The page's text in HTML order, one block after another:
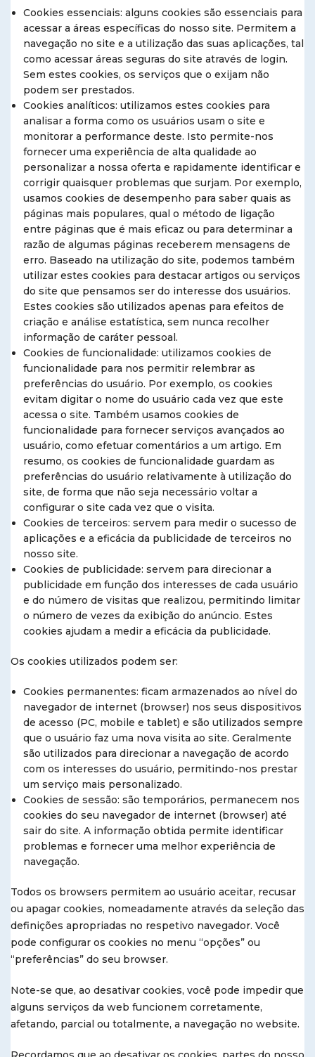
Cookies essenciais: alguns cookies são essenciais para
acessar a áreas específicas do nosso site. Permitem a
navegação no site e a utilização das suas aplicações, tal
como acessar áreas seguras do site através de login.
Sem estes cookies, os serviços que o exijam não
podem ser prestados.
Cookies analíticos: utilizamos estes cookies para
analisar a forma como os usuários usam o site e
monitorar a performance deste. Isto permite-nos
fornecer uma experiência de alta qualidade ao
personalizar a nossa oferta e rapidamente identificar e
corrigir quaisquer problemas que surjam. Por exemplo,
usamos cookies de desempenho para saber quais as
páginas mais populares, qual o método de ligação
entre páginas que é mais eficaz ou para determinar a
razão de algumas páginas receberem mensagens de
erro. Baseado na utilização do site, podemos também
utilizar estes cookies para destacar artigos ou serviços
do site que pensamos ser do interesse dos usuários.
Estes cookies são utilizados apenas para efeitos de
criação e análise estatística, sem nunca recolher
informação de caráter pessoal.
Cookies de funcionalidade: utilizamos cookies de
funcionalidade para nos permitir relembrar as
preferências do usuário. Por exemplo, os cookies
evitam digitar o nome do usuário cada vez que este
acessa o site. Também usamos cookies de
funcionalidade para fornecer serviços avançados ao
usuário, como efetuar comentários a um artigo. Em
resumo, os cookies de funcionalidade guardam as
preferências do usuário relativamente à utilização do
site, de forma que não seja necessário voltar a
configurar o site cada vez que o visita.
Cookies de terceiros: servem para medir o sucesso de
aplicações e a eficácia da publicidade de terceiros no
nosso site.
Cookies de publicidade: servem para direcionar a
publicidade em função dos interesses de cada usuário
e do número de visitas que realizou, permitindo limitar
o número de vezes da exibição do anúncio. Estes
cookies ajudam a medir a eficácia da publicidade.
Os cookies utilizados podem ser:
Cookies permanentes: ficam armazenados ao nível do
navegador de internet (browser) nos seus dispositivos
de acesso (PC, mobile e tablet) e são utilizados sempre
que o usuário faz uma nova visita ao site. Geralmente
são utilizados para direcionar a navegação de acordo
com os interesses do usuário, permitindo-nos prestar
um serviço mais personalizado.
Cookies de sessão: são temporários, permanecem nos
cookies do seu navegador de internet (browser) até
sair do site. A informação obtida permite identificar
problemas e fornecer uma melhor experiência de
navegação.
Todos os browsers permitem ao usuário aceitar, recusar
ou apagar cookies, nomeadamente através da seleção das
definições apropriadas no respetivo navegador. Você
pode configurar os cookies no menu “opções” ou
“preferências” do seu browser.
Note-se que, ao desativar cookies, você pode impedir que
alguns serviços da web funcionem corretamente,
afetando, parcial ou totalmente, a navegação no website.